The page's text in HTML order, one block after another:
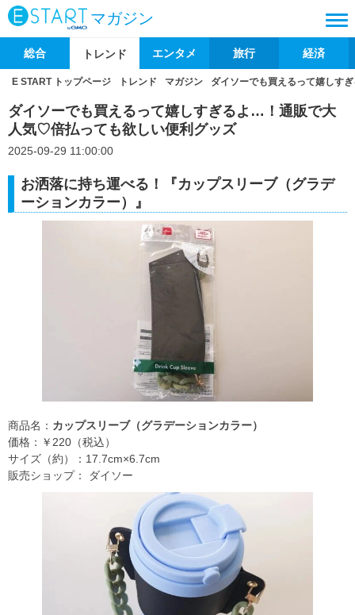
マガジン
総合 トレンド エンタメ 旅行 経済
E START トップページ トレンド マガジン ダイソーでも買えるって嬉しす
ダイソーでも買えるって嬉しすぎるよ…！通販で大
人気♡倍払っても欲しい便利グッズ
2025-09-29 11:00:00
お洒落に持ち運べる！『カップスリーブ（グラデ
ーションカラー）』
商品名： カップスリーブ（グラデーションカラー）
価格：￥220（税込）
サイズ（約）：17.7cm×6.7cm
販売ショップ： ダイソー